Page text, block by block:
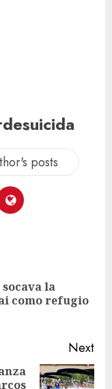
posts
la
como refugio
Next